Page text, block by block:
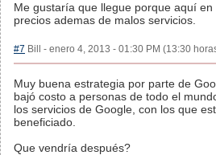
Me gustaría que llegue porque aquí
precios ademas de malos servicios.
#7 Bill - enero 4, 2013 - 01:30 PM (13:30
Muy buena estrategia por parte de
bajó costo a personas de todo el
los servicios de Google, con los que
beneficiado.
Que vendría después?